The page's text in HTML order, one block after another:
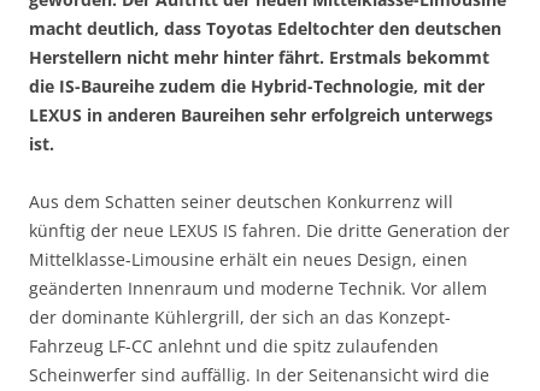
macht deutlich, dass Toyotas Edeltochter den deutschen
Herstellern nicht mehr hinter fährt. Erstmals bekommt
die IS-Baureihe zudem die Hybrid-Technologie, mit der
LEXUS in anderen Baureihen sehr erfolgreich unterwegs
ist.
Aus dem Schatten seiner deutschen Konkurrenz will
künftig der neue LEXUS IS fahren. Die dritte Generation der
Mittelklasse-Limousine erhält ein neues Design, einen
geänderten Innenraum und moderne Technik. Vor allem
der dominante Kühlergrill, der sich an das Konzept-
Fahrzeug LF-CC anlehnt und die spitz zulaufenden
Scheinwerfer sind auffällig. In der Seitenansicht wird die